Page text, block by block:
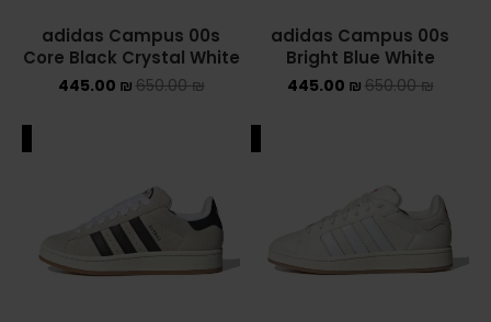
NEW BALANCE 1906R
NEW BALANCE 550
NEW BALANCE 9060
adidas Campus 00s
Bright Blue White
650.00₪
445.00 ₪
adidas Campus 00s
Core Black Crystal White
650.00₪
445.00 ₪